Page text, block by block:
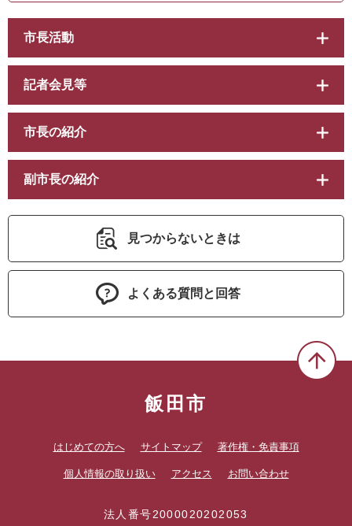
市長活動
記者会見等
市長の紹介
副市長の紹介
見つからないときは
よくある質問と回答
飯田市
はじめての方へ サイトマップ 著作権・免責事項
個人情報の取り扱い アクセス お問い合わせ
法人番号2000020202053